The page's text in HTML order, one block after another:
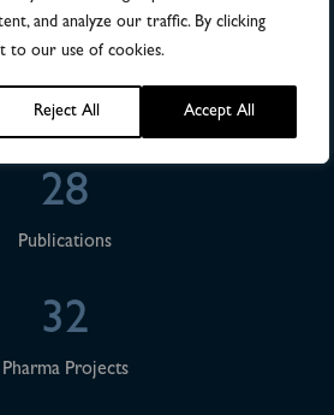
and analyze our traffic. By clicking
to our use of cookies.
Reject All Accept All
of patients in studies
28
Publications
32
Pharma Projects